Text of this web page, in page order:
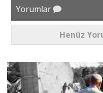
Yorumlar
Henüz